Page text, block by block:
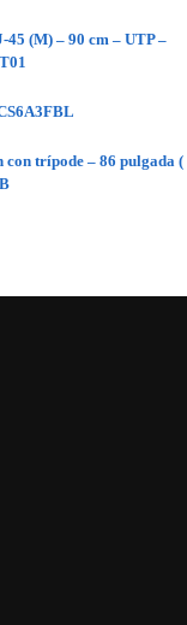
(M) – 90 cm – UTP –
trípode – 86 pulgada (